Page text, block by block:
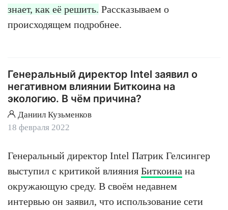
знает, как её решить. Рассказываем о
происходящем подробнее.
Генеральный директор Intel заявил о
негативном влиянии Биткоина на
экологию. В чём причина?
Даниил Кузьменков
18 февраля 2022
Генеральный директор Intel Патрик Гелсингер
выступил с критикой влияния Биткоина на
окружающую среду. В своём недавнем
интервью он заявил, что использование сети